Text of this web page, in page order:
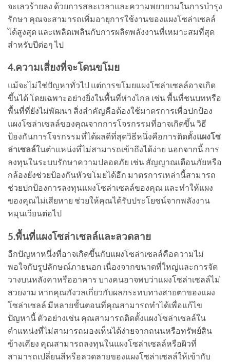
จะเลวร้ายลง ด้วยการสละเวลาและความพยายามในการบำรุง
รักษา คุณจะสามารถเพิ่มอายุการใช้งานของแผงโซล่าเซลล์
ได้สูงสุด และเพลิดเพลินกับการผลิตพลังงานที่เหมาะสมที่สุด
สำหรับปีต่อๆ ไป
4.ความเสี่ยงที่จะโดนขโมย
แม้จะไม่ใช่ปัญหาทั่วไป แต่การขโมยแผงโซล่าเซลล์อาจเกิด
ขึ้นได้ โดยเฉพาะอย่างยิ่งในพื้นที่ห่างไกล เช่น พื้นที่ชนบทหรือ
พื้นที่ที่ยังไม่พัฒนา สิ่งสำคัญคือต้องใช้มาตรการเพื่อปกป้อง
แผงโซล่าเซลล์ของคุณจากการโจรกรรมที่อาจเกิดขึ้น วิธี
ป้องกันการโจรกรรมที่ได้ผลดีที่สุดวิธีหนึ่งคือการติดตั้งแผงโซ
ล่าเซลล์ในตำแหน่งที่ไม่สามารถเข้าถึงได้ง่าย นอกจากนี้ การ
ลงทุนในระบบรักษาความปลอดภัย เช่น สัญญาณเตือนภัยหรือ
กล้องยังช่วยป้องกันหัวขโมยได้อีก มาตรการเหล่านี้สามารถ
ช่วยปกป้องการลงทุนแผงโซล่าเซลล์ของคุณ และทำให้แผง
ของคุณไม่เสียหาย ช่วยให้คุณได้รับประโยชน์จากพลังงาน
หมุนเวียนต่อไป
5.พื้นที่แผงโซล่าเซลล์และลวดลาย
อีกปัญหาหนึ่งที่อาจเกิดขึ้นกับแผงโซล่าเซลล์คือความไม่
พอใจกับรูปลักษณ์ภายนอก เนื่องจากขนาดที่ใหญ่และการจัด
วางบนหลังคาหรืออาคาร บางคนอาจพบว่าแผงโซล่าเซลล์ไม่
สวยงาม หากคุณกังวลเกี่ยวกับผลกระทบทางสายตาของแผง
โซล่าเซลล์ มีหลายขั้นตอนที่คุณสามารถทำได้เพื่อแก้ไข
ปัญหานี้ ตัวอย่างเช่น คุณสามารถติดตั้งแผงโซล่าเซลล์ใน
ตำแหน่งที่ไม่สามารถมองเห็นได้ง่ายจากถนนหรือทรัพย์สิน
ข้างเคียง คุณสามารถลงทุนในแผงโซล่าเซลล์หรือผิวที่
สามารถเปลี่ยนสีหรือลวดลายของแผงโซล่าเซลล์ให้เข้ากับ